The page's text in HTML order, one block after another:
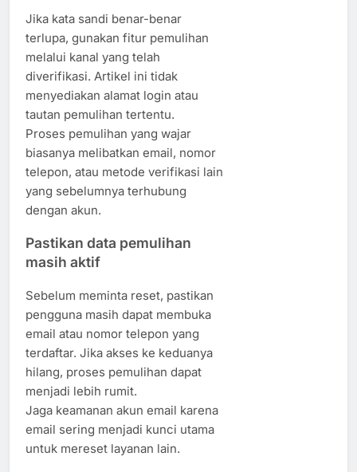
Jika kata sandi benar-benar
terlupa, gunakan fitur pemulihan
melalui kanal yang telah
diverifikasi. Artikel ini tidak
menyediakan alamat login atau
tautan pemulihan tertentu.
Proses pemulihan yang wajar
biasanya melibatkan email, nomor
telepon, atau metode verifikasi lain
yang sebelumnya terhubung
dengan akun.
Pastikan data pemulihan
masih aktif
Sebelum meminta reset, pastikan
pengguna masih dapat membuka
email atau nomor telepon yang
terdaftar. Jika akses ke keduanya
hilang, proses pemulihan dapat
menjadi lebih rumit.
Jaga keamanan akun email karena
email sering menjadi kunci utama
untuk mereset layanan lain.